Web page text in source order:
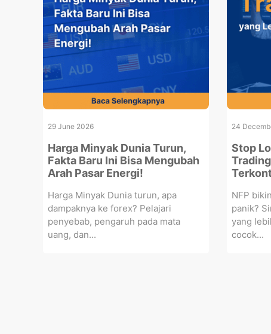
29 June 2026
Harga Minyak Dunia Turun,
Fakta Baru Ini Bisa Mengubah
Arah Pasar Energi!
Harga Minyak Dunia turun, apa
dampaknya ke forex? Pelajari
penyebab, pengaruh pada mata
uang, dan...
24
Stop
NFP
panik?
yang
cocok...